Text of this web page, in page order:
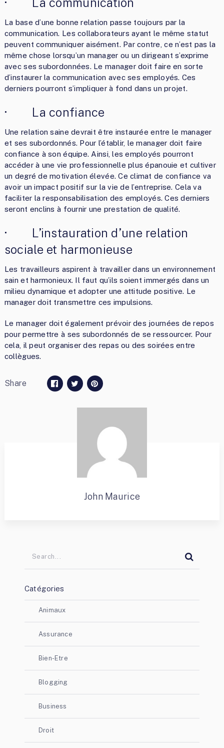
La base d’une bonne relation passe toujours par la
communication. Les collaborateurs ayant le même statut
peuvent communiquer aisément. Par contre, ce n’est pas la
même chose lorsqu’un manager ou un dirigeant s’exprime
avec ses subordonnées. Le manager doit faire en sorte
d’instaurer la communication avec ses employés. Ces
derniers pourront s’impliquer à fond dans un projet.
· La confiance
Une relation saine devrait être instaurée entre le manager
et ses subordonnés. Pour l’établir, le manager doit faire
confiance à son équipe. Ainsi, les employés pourront
accéder à une vie professionnelle plus épanouie et cultiver
un degré de motivation élevée. Ce climat de confiance va
avoir un impact positif sur la vie de l’entreprise. Cela va
faciliter la responsabilisation des employés. Ces derniers
seront enclins à fournir une prestation de qualité.
· L’instauration d’une relation
sociale et harmonieuse
Les travailleurs aspirent à travailler dans un environnement
sain et harmonieux. Il faut qu’ils soient immergés dans un
milieu dynamique et adopter une attitude positive. Le
manager doit transmettre ces impulsions.
Le manager doit également prévoir des journées de repos
pour permettre à ses subordonnés de se ressourcer. Pour
cela, il peut organiser des repas ou des soirées entre
collègues.
Share
John Maurice
Catégories
Animaux
Assurance
Bien-Etre
Blogging
Business
Droit